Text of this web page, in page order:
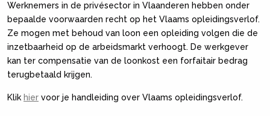
Werknemers in de privésector in Vlaanderen hebben onder
bepaalde voorwaarden recht op het Vlaams opleidingsverlof.
Ze mogen met behoud van loon een opleiding volgen die de
inzetbaarheid op de arbeidsmarkt verhoogt. De werkgever
kan ter compensatie van de loonkost een forfaitair bedrag
terugbetaald krijgen.
Klik hier voor je handleiding over Vlaams opleidingsverlof.